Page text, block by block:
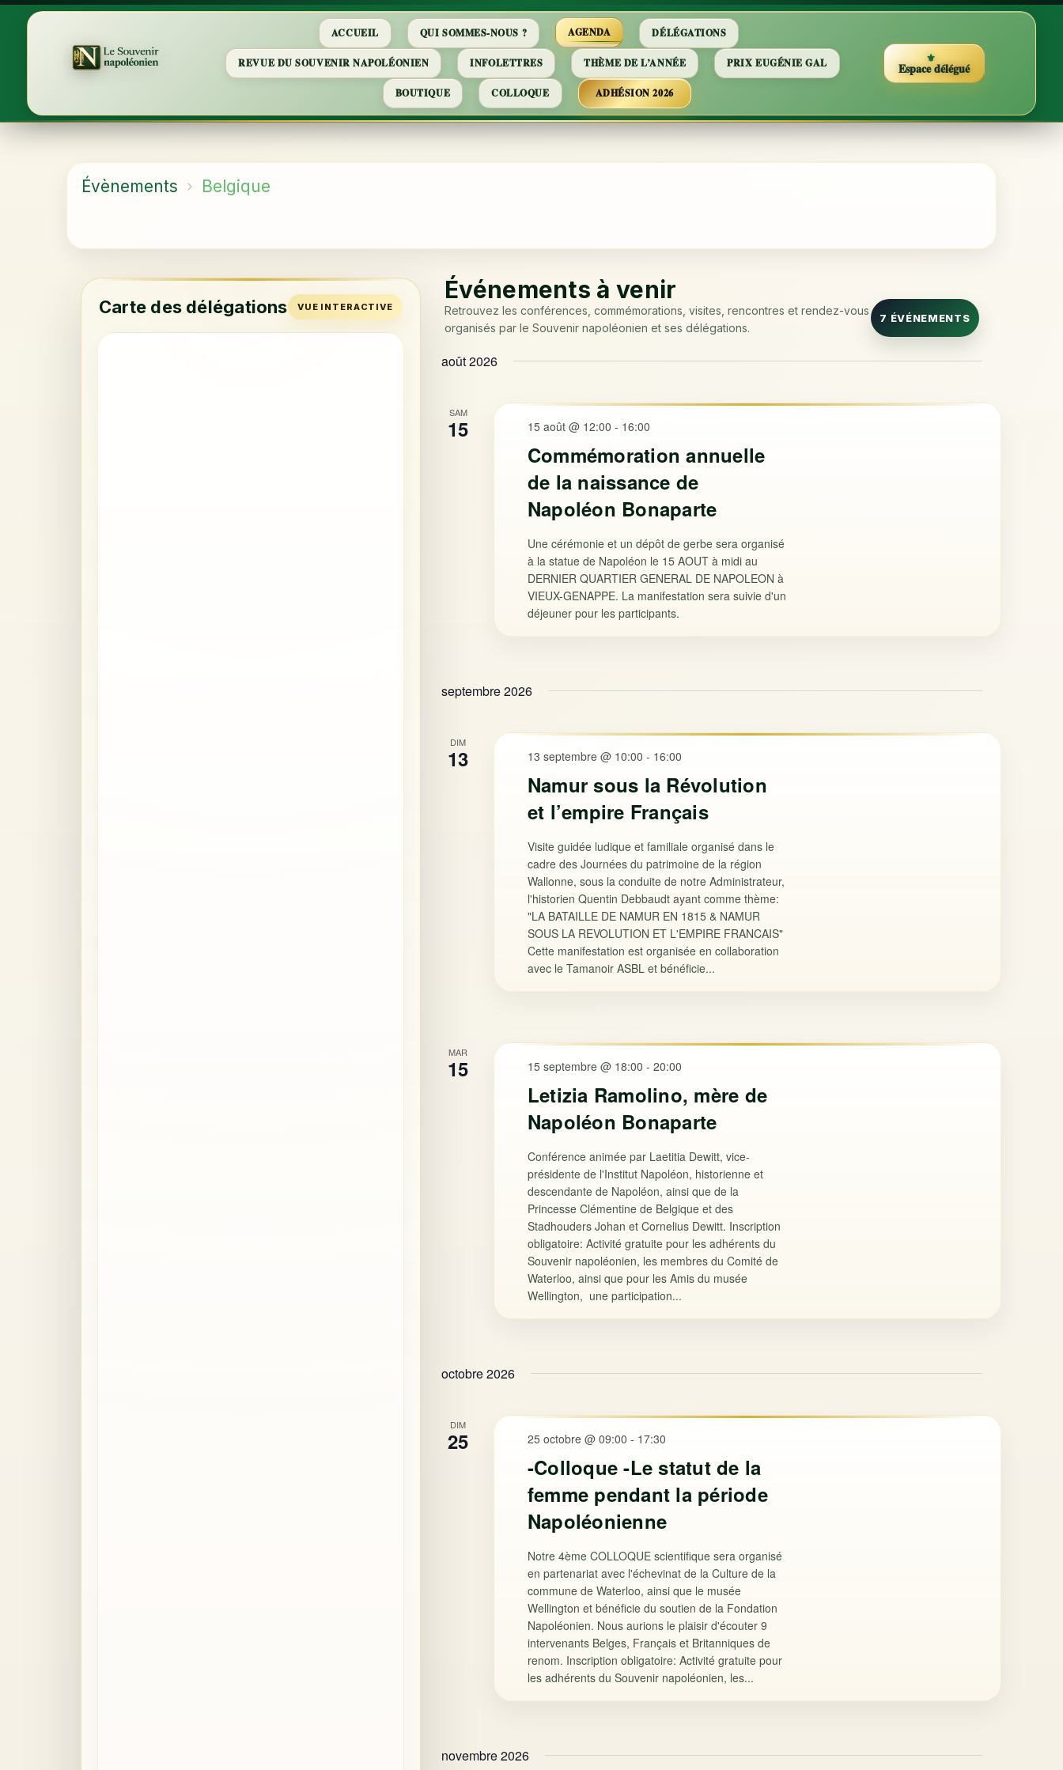
ACCUEIL QUI SOMMES-NOUS ? AGENDA DÉLÉGATIONS
REVUE DU SOUVENIR NAPOLÉONIEN INFOLETTRES THÈME DE L’ANNÉE PRIX EUGÉNIE GAL
BOUTIQUE COLLOQUE ADHÉSION 2026
Espace délégué
Évènements Belgique
Carte des délégations VUE INTERACTIVE
Événements à venir
Retrouvez les conférences, commémorations, visites, rencontres et rendez-vous
organisés par le Souvenir napoléonien et ses délégations.
7 ÉVÉNEMENTS
août 2026
SAM
15 15 août @ 12:00 - 16:00
Commémoration annuelle
de la naissance de
Napoléon Bonaparte
Une cérémonie et un dépôt de gerbe sera organisé
à la statue de Napoléon le 15 AOUT à midi au
DERNIER QUARTIER GENERAL DE NAPOLEON à
VIEUX-GENAPPE. La manifestation sera suivie d'un
déjeuner pour les participants.
septembre 2026
DIM
13 13 septembre @ 10:00 - 16:00
Namur sous la Révolution
et l’empire Français
Visite guidée ludique et familiale organisé dans le
cadre des Journées du patrimoine de la région
Wallonne, sous la conduite de notre Administrateur,
l'historien Quentin Debbaudt ayant comme thème:
"LA BATAILLE DE NAMUR EN 1815 & NAMUR
SOUS LA REVOLUTION ET L'EMPIRE FRANCAIS"
Cette manifestation est organisée en collaboration
avec le Tamanoir ASBL et bénéficie...
MAR
15 15 septembre @ 18:00 - 20:00
Letizia Ramolino, mère de
Napoléon Bonaparte
Conférence animée par Laetitia Dewitt, vice-
présidente de l'Institut Napoléon, historienne et
descendante de Napoléon, ainsi que de la
Princesse Clémentine de Belgique et des
Stadhouders Johan et Cornelius Dewitt. Inscription
obligatoire: Activité gratuite pour les adhérents du
Souvenir napoléonien, les membres du Comité de
Waterloo, ainsi que pour les Amis du musée
Wellington, une participation...
octobre 2026
DIM
25 25 octobre @ 09:00 - 17:30
-Colloque -Le statut de la
femme pendant la période
Napoléonienne
Notre 4ème COLLOQUE scientifique sera organisé
en partenariat avec l'échevinat de la Culture de la
commune de Waterloo, ainsi que le musée
Wellington et bénéficie du soutien de la Fondation
Napoléonien. Nous aurions le plaisir d'écouter 9
intervenants Belges, Français et Britanniques de
renom. Inscription obligatoire: Activité gratuite pour
les adhérents du Souvenir napoléonien, les...
novembre 2026